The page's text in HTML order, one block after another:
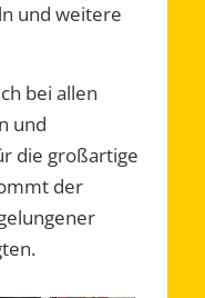
und weitere
bei allen
und
die großartige
der